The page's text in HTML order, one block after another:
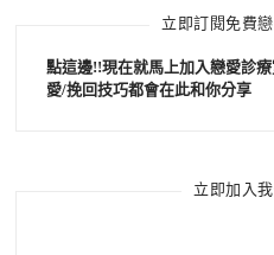
立即訂閱免費
點這邊!!現在就馬上加入戀愛診
愛/挽回技巧都會在此和你分享
立即加入